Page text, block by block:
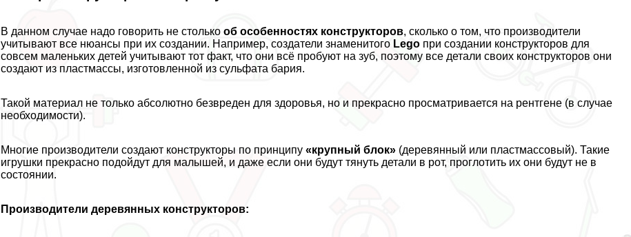
В данном случае надо говорить не столькооб особенностях конструкторов, сколько о том, что производители
учитывают все нюансы при их создании. Например, создатели знаменитого Lego при создании конструкторов для
совсем маленьких детей учитывают тот факт, что они всё пробуют на зуб, поэтому все детали своих конструкторов они
создают из пластмассы, изготовленной из сульфата бария.
Такой материал не только абсолютно безвреден для здоровья, но и прекрасно просматривается на рентгене (в случае
необходимости).
Многие производители создают конструкторы по принципу«крупный блок» (деревянный или пластмассовый). Такие
игрушки прекрасно подойдут для малышей, и даже если они будут тянуть детали в рот, проглотить их они будут не в
состоянии.
Производители деревянных конструкторов: